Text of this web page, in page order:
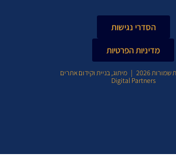
הסדרי נגישות
2026 |
מיתוג, בניית וקידום אתרים
Digital Partners
מדיניות הפרטיות